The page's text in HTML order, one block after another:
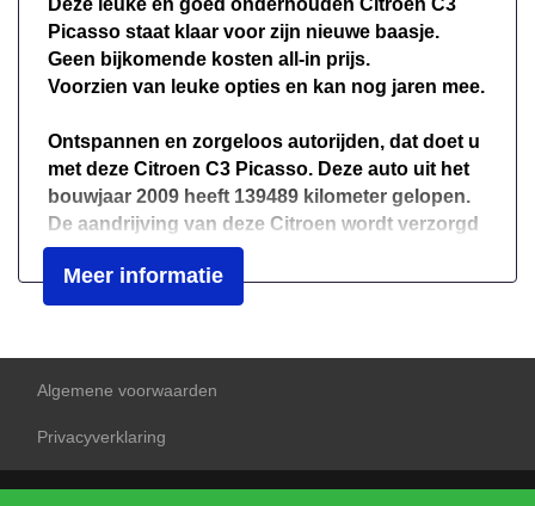
Achterbank verstelbaar
Airco automatisch
Bestuurdersstoel in hoogte verstelbaar
Elektrische ramen achter
Elektrische ramen voor
Elektrische ramen voor en achter
Stuurbekrachtiging
Stuurbekrachtiging snelheidsafhankelijk
Deze leuke en goed onderhouden Citroen C3
Picasso staat klaar voor zijn nieuwe baasje.
Geen bijkomende kosten all-in prijs.
Voorzien van leuke opties en kan nog jaren mee.
Ontspannen en zorgeloos autorijden, dat doet u
met deze Citroen C3 Picasso. Deze auto uit het
bouwjaar 2009 heeft 139489 kilometer gelopen.
De aandrijving van deze Citroen wordt verzorgd
door een viercilinder benzinemotor en een
handgeschakelde versnellingsbak. De
panoramische voorruit geeft u een ongekende
Citroen uitgerust met: donker getint glas achter,
in delen neerklapbare achterbank en
Kaartlezen is verleden tijd, dankzij het
Meer informatie
Algemene voorwaarden
Privacyverklaring